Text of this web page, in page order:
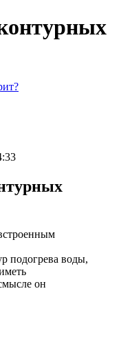
подогрева воды,
он